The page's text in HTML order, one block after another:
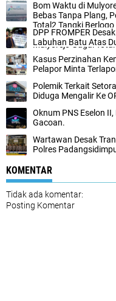
Bom Waktu di
Bebas Tanpa Plang,
Total2 Tangki
Mulyorejo Hidup di
Mulyorejo Gagal Total
DPP FROMPER
Labuhan Batu Atas
Kasus Perzinahan
Pelapor Minta
Polemik Terkait
Diduga Mengalir Ke
Oknum PNS Eselon
Gacoan.
Wartawan Desak
Polres
KOMENTAR
Tidak ada komentar:
Posting Komentar